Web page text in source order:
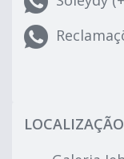
LOCALIZAÇÃO